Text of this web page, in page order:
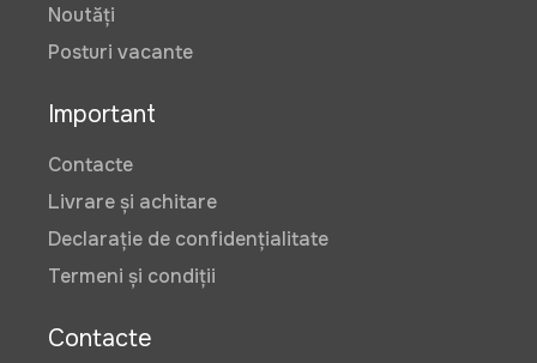
Noutăți
Posturi vacante
Important
Contacte
Livrare și achitare
Declarație de confidențialitate
Termeni și condiții
Contacte